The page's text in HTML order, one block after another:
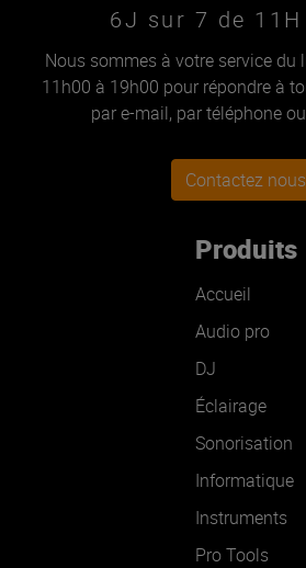
6J sur 7 de 11H
Nous sommes à votre service du
11h00 à 19h00 pour répondre à
par e-mail, par téléphone
Contactez nous
Produits
Accueil
Audio pro
DJ
Éclairage
Sonorisation
Informatique
Instruments
Pro Tools